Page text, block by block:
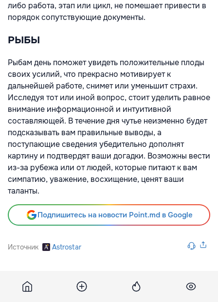
либо работа, этап или цикл, не помешает привести в
порядок сопутствующие документы.
РЫБЫ
Рыбам день поможет увидеть положительные плоды
своих усилий, что прекрасно мотивирует к
дальнейшей работе, снимет или уменьшит страхи.
Исследуя тот или иной вопрос, стоит уделить равное
внимание информационной и интуитивной
составляющей. В течение дня чутье неизменно будет
подсказывать вам правильные выводы, а
поступающие сведения убедительно дополнят
картину и подтвердят ваши догадки. Возможны вести
из-за рубежа или от людей, которые питают к вам
симпатию, уважение, восхищение, ценят ваши
таланты.
Подпишитесь на новости Point.md в Google
Источник Astrostar